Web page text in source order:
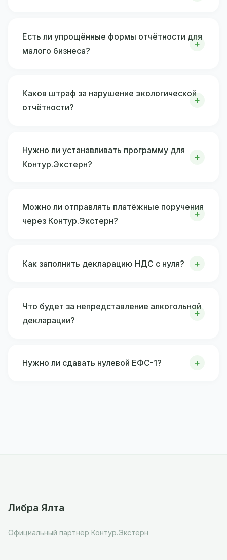
Есть ли упрощённые формы отчётности для
малого бизнеса?
Каков штраф за нарушение экологической
отчётности?
Нужно ли устанавливать программу для
Контур.Экстерн?
Можно ли отправлять платёжные поручения
через Контур.Экстерн?
Как заполнить декларацию НДС с нуля?
Что будет за непредставление алкогольной
декларации?
Нужно ли сдавать нулевой ЕФС-1?
Либра Ялта
Официальный партнёр Контур.Экстерн